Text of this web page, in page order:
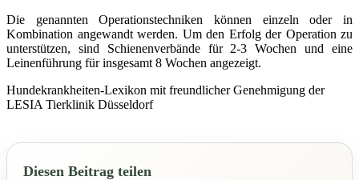
Die genannten Operationstechniken können einzeln oder in
Kombination angewandt werden. Um den Erfolg der Operation zu
unterstützen, sind Schienenverbände für 2-3 Wochen und eine
Leinenführung für insgesamt 8 Wochen angezeigt.
Hundekrankheiten-Lexikon mit freundlicher Genehmigung der
LESIA Tierklinik Düsseldorf
Diesen Beitrag teilen